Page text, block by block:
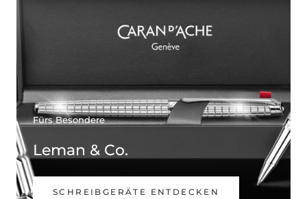
Fürs Besondere
Leman & Co.
SCHREIBGERÄTE ENTDECKEN